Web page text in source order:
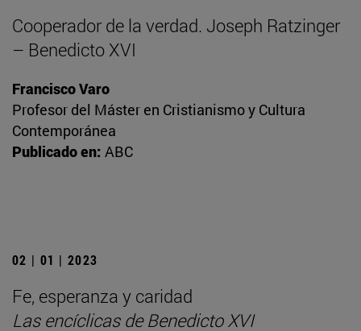
Cooperador de la verdad. Joseph Ratzinger
– Benedicto XVI
Francisco Varo
Profesor del Máster en Cristianismo y Cultura
Contemporánea
Publicado en: ABC
02 | 01 | 2023
Fe, esperanza y caridad
Las encíclicas de Benedicto XVI